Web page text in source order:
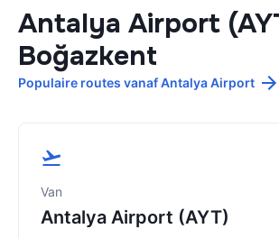
Antalya Airport
Boğazkent
Populaire routes vanaf Antalya Airport
Van
Antalya Airport (AYT)